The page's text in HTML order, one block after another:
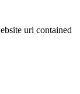
url contained